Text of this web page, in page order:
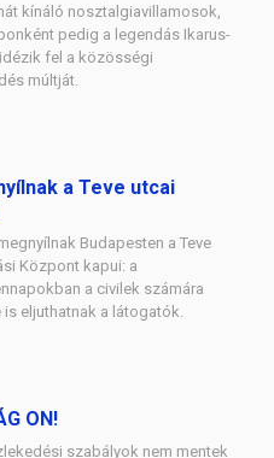
kínáló nosztalgiavillamosok,
pedig a legendás Ikarus-
fel a közösségi
múltját.
a Teve utcai
Budapesten a Teve
Központ kapui: a
a civilek számára
eljuthatnak a látogatók.
ON!
szabályok nem mentek